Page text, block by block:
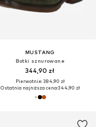
MUSTANG
Botki sznurowane
344,90 zł
Pierwotnie: 384,90 zł
Ostatnia najniższa cena:344,90 zł